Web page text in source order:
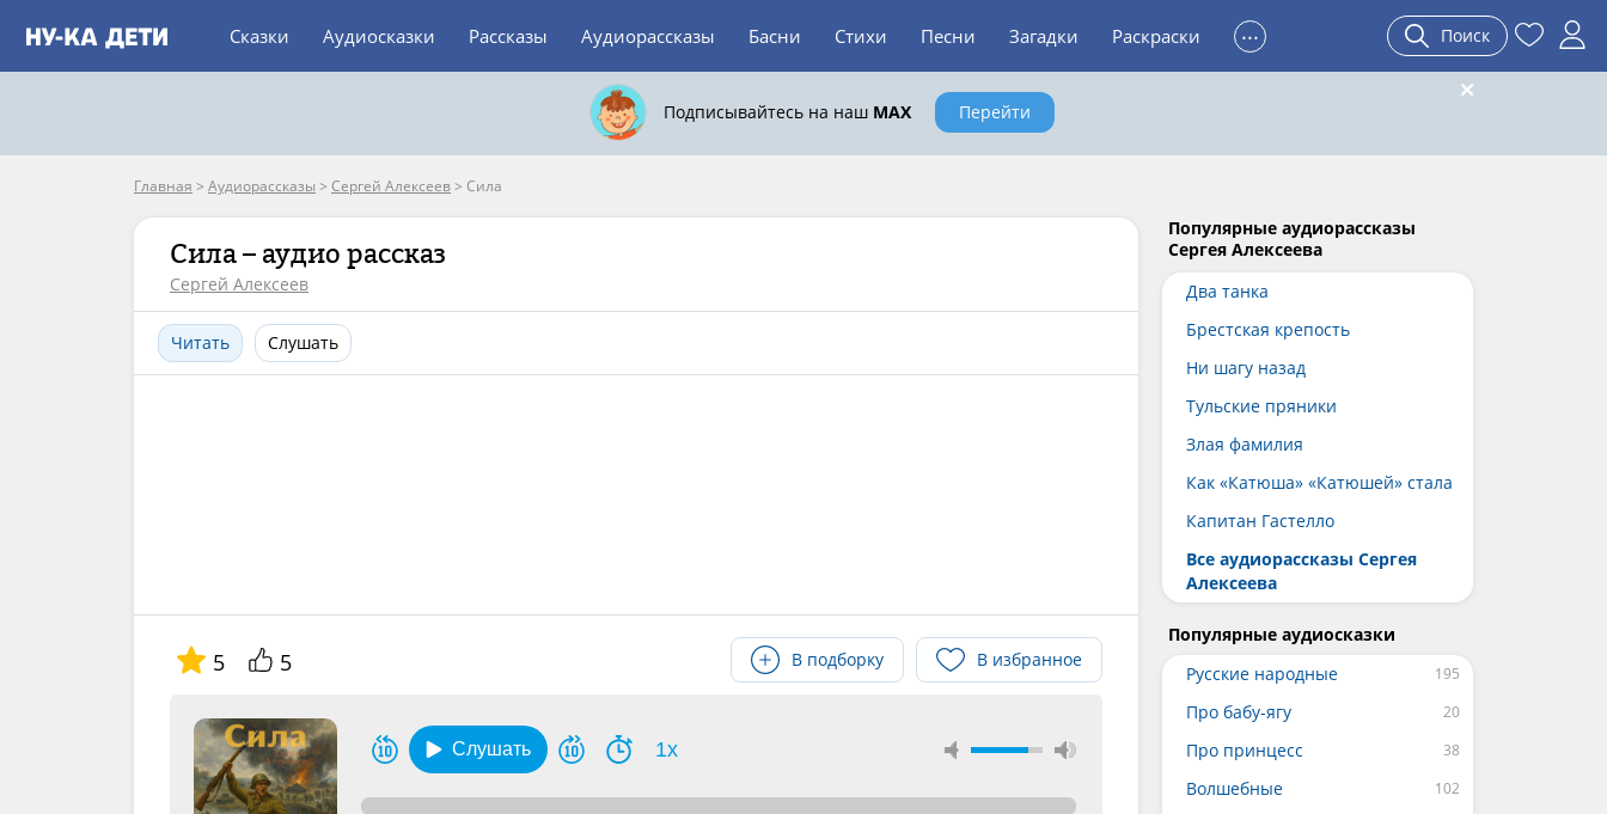
Сказки Аудиосказки Рассказы Аудиорассказы Басни Стихи Песни Загадки Раскраски ... Поиск
Подписывайтесь на наш MAX Перейти
Главная > Аудиорассказы > Сергей Алексеев> Сила
Сила – аудио рассказ
Сергей Алексеев
Читать Слушать
5 5 В подборку В избранное
Слушать 1x
Популярные аудиорассказы
Сергея Алексеева
Два танка
Брестская крепость
Ни шагу назад
Тульские пряники
Злая фамилия
Как «Катюша» «Катюшей» стала
Капитан Гастелло
Все аудиорассказы Сергея
Алексеева
Популярные аудиосказки
Русские народные
Про бабу-ягу
Про принцесс
Волшебные